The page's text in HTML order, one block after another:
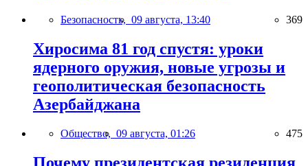
Безопасность, 09 августа, 13:40 369
Хиросима 81 год спустя: уроки
ядерного оружия, новые угрозы и
геополитическая безопасность
Азербайджана
Общество, 09 августа, 01:26 475
Почему президентская резиденция